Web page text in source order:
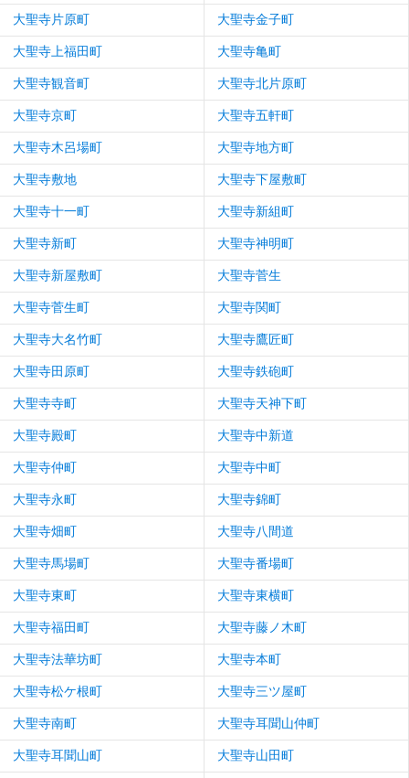
大聖寺片原町 大聖寺金子町
大聖寺上福田町 大聖寺亀町
大聖寺観音町 大聖寺北片原町
大聖寺京町 大聖寺五軒町
大聖寺木呂場町 大聖寺地方町
大聖寺敷地 大聖寺下屋敷町
大聖寺十一町 大聖寺新組町
大聖寺新町 大聖寺神明町
大聖寺新屋敷町 大聖寺菅生
大聖寺菅生町 大聖寺関町
大聖寺大名竹町 大聖寺鷹匠町
大聖寺田原町 大聖寺鉄砲町
大聖寺寺町 大聖寺天神下町
大聖寺殿町 大聖寺中新道
大聖寺仲町 大聖寺中町
大聖寺永町 大聖寺錦町
大聖寺畑町 大聖寺八間道
大聖寺馬場町 大聖寺番場町
大聖寺東町 大聖寺東横町
大聖寺福田町 大聖寺藤ノ木町
大聖寺法華坊町 大聖寺本町
大聖寺松ケ根町 大聖寺三ツ屋町
大聖寺南町 大聖寺耳聞山仲町
大聖寺耳聞山町 大聖寺山田町